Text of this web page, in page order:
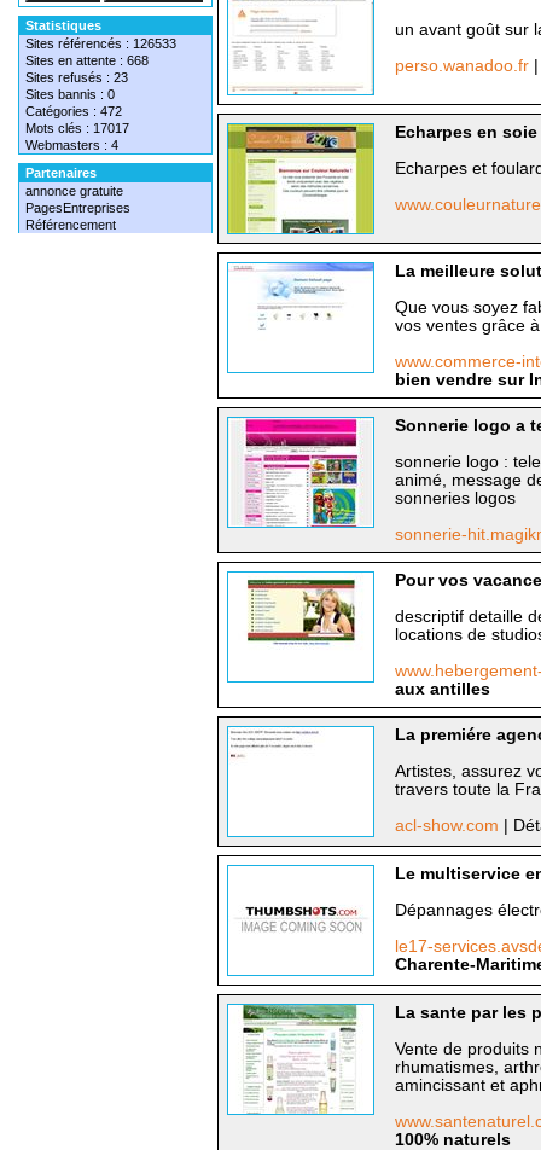
Statistiques
Sites référencés : 126533
Sites en attente : 668
Sites refusés : 23
Sites bannis : 0
Catégories : 472
Mots clés : 17017
Webmasters : 4
Partenaires
annonce gratuite
PagesEntreprises
Référencement
un avant goût sur
perso.wanadoo.fr
Echarpes en soie
Echarpes et
La meilleure
Que vous soyez
vos ventes grâce
www.commerce-
bien vendre sur
Sonnerie logo a
sonnerie logo :
animé, message
sonneries logos
sonnerie-
Pour vos
descriptif detaille
locations de
aux antilles
La premiére
Artistes, assurez
travers toute la
acl-show.com
|
Le multiservice
Dépannages
le17-
Charente-
La sante par les
Vente de produits
rhumatismes,
amincissant et
100% naturels